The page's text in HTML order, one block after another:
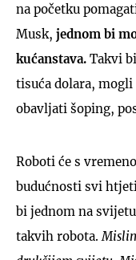
na početku
Musk, jednom bi
kućanstava. Takvi
tisuća dolara,
obavljati šoping,
Roboti će s
budućnosti svi
bi jednom na
takvih robota.